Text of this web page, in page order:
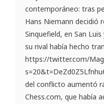
contemporáneo: tras
Hans Niemann decidió
Sinquefield, en San
su rival había hecho
https://twitter.com/
del conflicto aumentó
Chess.com, que había